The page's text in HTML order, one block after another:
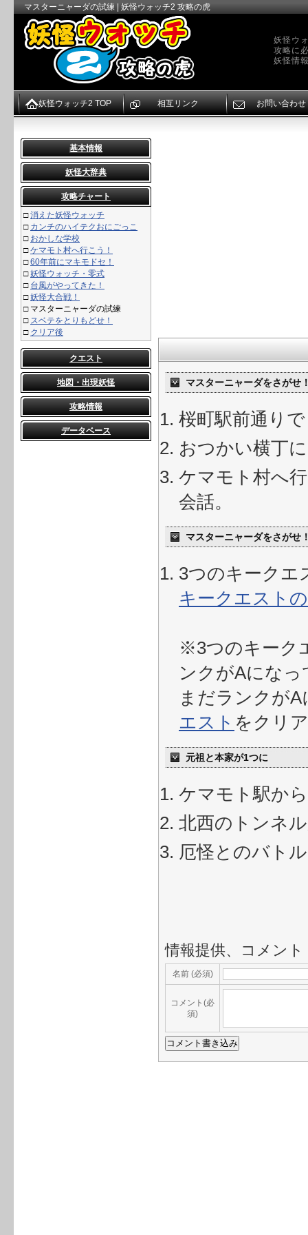
マスターニャーダの試練 | 妖怪ウォッチ2 攻略の虎
妖怪ウ
攻略に
妖怪情
基本情報
妖怪大辞典
攻略チャート
□消えた妖怪ウォッチ
□ カンチのハイテクおにごっこ
□ おかしな学校
□ケマモト村へ行こう！
□60年前にマキモドセ！
□妖怪ウォッチ・零式
□ 台風がやってきた！
□妖怪大合戦！
□ マスターニャーダの試練
□ スベテをとりもどせ！
□ クリア後
クエスト
地図・出現妖怪
攻略情報
データベース
マスターニャーダをさがせ
桜町駅前通り
おつかい横丁
ケマモト村へ
会話。
マスターニャーダをさがせ
3つのキークエ
キークエスト
※3つのキーク
ンクがAにな
まだランクが
エスト をクリ
元祖と本家が1つに
ケマモト駅か
北西のトンネ
厄怪とのバトル
情報提供、コメント
名前 (必須)
コメント(必
須)
妖怪ウォッチ2 TOP 相互リンク お問い合わせ